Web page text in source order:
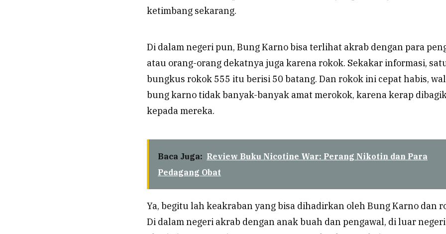
ketimbang sekarang.
Di dalam negeri pun, Bung Karno bisa terlihat akrab dengan para
atau orang-orang dekatnya juga karena rokok. Sekakar informasi,
bungkus rokok 555 itu berisi 50 batang. Dan rokok ini cepat habis,
bung karno tidak banyak-banyak amat merokok, karena kerap
kepada mereka.
Baca Juga: Review Buku Nicotine War: Perang Nikotin dan Para
Pedagang Obat
Ya, begitu lah keakraban yang bisa dihadirkan oleh Bung Karno dan
Di dalam negeri akrab dengan anak buah dan pengawal, di luar